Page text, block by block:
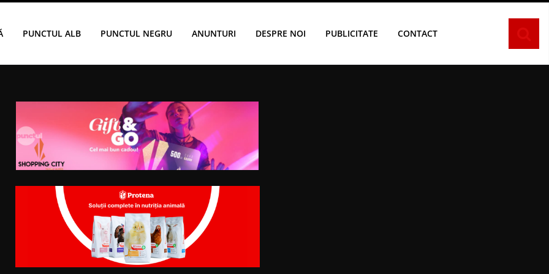
PUNCTUL ALB PUNCTUL NEGRU ANUNTURI DESPRE NOI PUBLICITATE CONTACT